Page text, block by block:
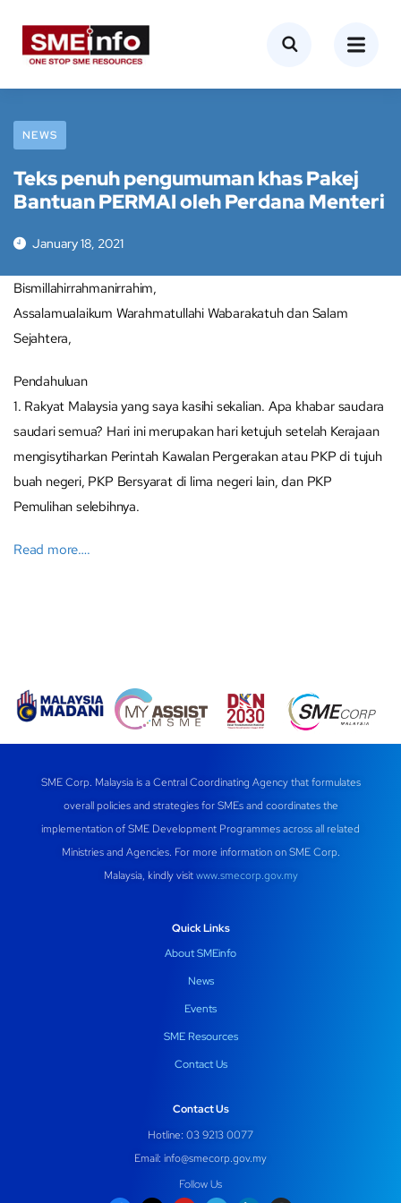
NEWS
Teks penuh pengumuman khas Pakej
Bantuan PERMAI oleh Perdana Menteri
January 18, 2021
Bismillahirrahmanirrahim,
Assalamualaikum Warahmatullahi Wabarakatuh dan Salam
Sejahtera,
Pendahuluan
1. Rakyat Malaysia yang saya kasihi sekalian. Apa khabar saudara
saudari semua? Hari ini merupakan hari ketujuh setelah Kerajaan
mengisytiharkan Perintah Kawalan Pergerakan atau PKP di tujuh
buah negeri, PKP Bersyarat di lima negeri lain, dan PKP
Pemulihan selebihnya.
Read more….
SME Corp. Malaysia is a Central Coordinating Agency that formulates
overall policies and strategies for SMEs and coordinates the
implementation of SME Development Programmes across all related
Ministries and Agencies. For more information on SME Corp.
Malaysia, kindly visitwww.smecorp.gov.my
Quick Links
About SMEinfo
News
Events
SME Resources
Contact Us
Contact Us
Hotline: 03 9213 0077
Email: info@smecorp.gov.my
Follow Us